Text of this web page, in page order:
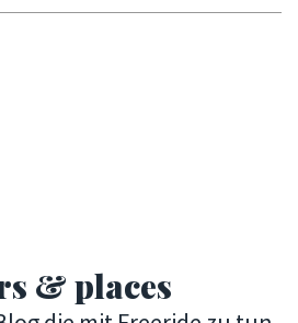
& places